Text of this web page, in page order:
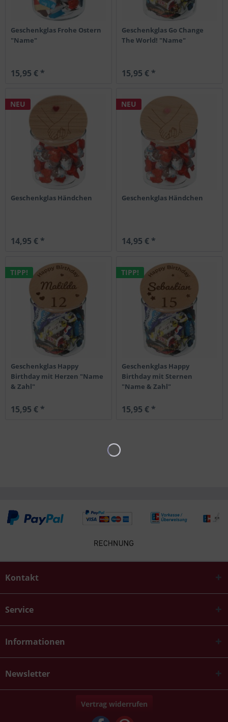
Geschenkglas Frohe Ostern
"Name"
15,95 € *
Geschenkglas Go Change
The World! "Name"
15,95 € *
NEU
Geschenkglas Händchen
14,95 € *
NEU
Geschenkglas Händchen
14,95 € *
TIPP!
Geschenkglas Happy
Birthday mit Herzen "Name
& Zahl"
15,95 € *
TIPP!
Geschenkglas Happy
Birthday mit Sternen
"Name & Zahl"
15,95 € *
Kontakt
Service
Informationen
Newsletter
Vertrag widerrufen